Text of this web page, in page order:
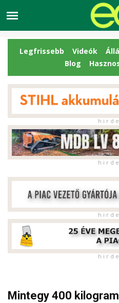
Legfrissebb Videók
Blog
h i r d
h i r d
h i r d
h i r d
Mintegy 400